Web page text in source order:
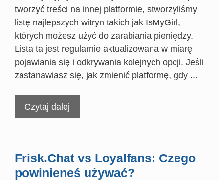
tworzyć treści na innej platformie, stworzyliśmy
listę najlepszych witryn takich jak IsMyGirl,
których możesz użyć do zarabiania pieniędzy.
Lista ta jest regularnie aktualizowana w miarę
pojawiania się i odkrywania kolejnych opcji. Jeśli
zastanawiasz się, jak zmienić platformę, gdy ...
Czytaj dalej
Frisk.Chat vs Loyalfans: Czego
powinieneś używać?